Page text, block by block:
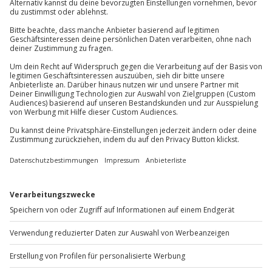
(kostenlos)
bis 6 Jahre, bis 12 Jahre 15,00 Euro Zustellbett)
Kontakt & FAQ
Jochen Schweizer
Mühldorfstraße 8
81671 München
Du erreichst uns telefonisch zu folgenden Zeiten,
außer an bundesweiten Feiertagen:
Mo-Fr: 8-20 Uhr | Sa: 10-16 Uhr
Sichere Dir attraktive Firmenkunden Vorteile.
+49 89 / 60 60 89 700
Mo-Fr: 9-17 Uhr
b2b@jochen-schweizer.de